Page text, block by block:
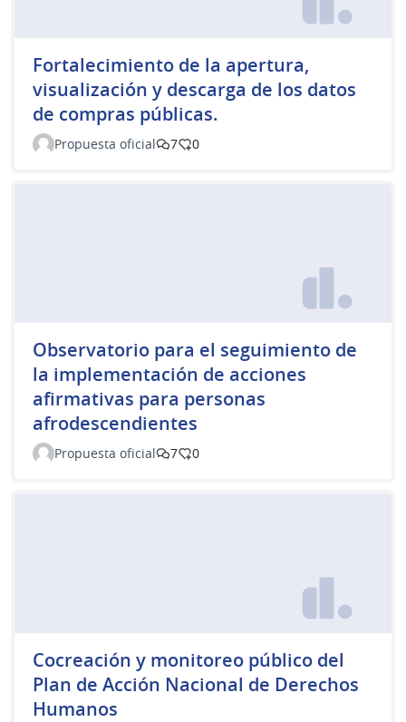
Fortalecimiento de la apertura,
visualización y descarga de los datos
de compras públicas.
Propuesta oficial 7 0
Observatorio para el seguimiento de
la implementación de acciones
afirmativas para personas
afrodescendientes
Propuesta oficial 7 0
Cocreación y monitoreo público del
Plan de Acción Nacional de Derechos
Humanos